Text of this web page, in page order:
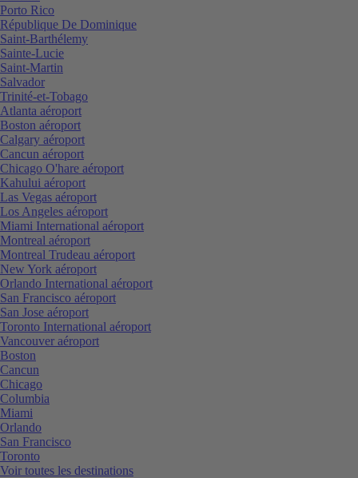
Porto Rico
République De Dominique
Saint-Barthélemy
Sainte-Lucie
Saint-Martin
Salvador
Trinité-et-Tobago
Atlanta aéroport
Boston aéroport
Calgary aéroport
Cancun aéroport
Chicago O'hare aéroport
Kahului aéroport
Las Vegas aéroport
Los Angeles aéroport
Miami International aéroport
Montreal aéroport
Montreal Trudeau aéroport
New York aéroport
Orlando International aéroport
San Francisco aéroport
San Jose aéroport
Toronto International aéroport
Vancouver aéroport
Boston
Cancun
Chicago
Columbia
Miami
Orlando
San Francisco
Toronto
Voir toutes les destinations